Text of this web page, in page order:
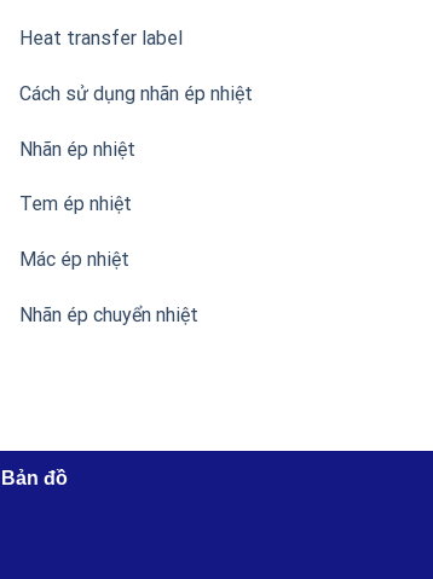
Heat transfer label
Cách sử dụng nhãn ép nhiệt
Nhãn ép nhiệt
Tem ép nhiệt
Mác ép nhiệt
Nhãn ép chuyển nhiệt
Bản đồ